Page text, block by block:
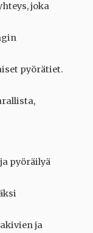
joka
pyörätiet.
pyöräilyä
ja